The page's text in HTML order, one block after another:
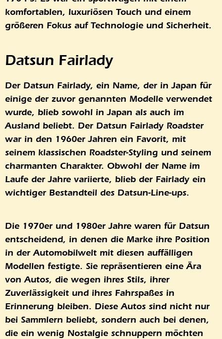
komfortablen, luxuriösen Touch und einem
größeren Fokus auf Technologie und Sicherheit.
Datsun Fairlady
Der Datsun Fairlady, ein Name, der in Japan für
einige der zuvor genannten Modelle verwendet
wurde, blieb sowohl in Japan als auch im
Ausland beliebt. Der Datsun Fairlady Roadster
war in den 1960er Jahren ein Favorit, mit
seinem klassischen Roadster-Styling und seinem
charmanten Charakter. Obwohl der Name im
Laufe der Jahre variierte, blieb der Fairlady ein
wichtiger Bestandteil des Datsun-Line-ups.
Die 1970er und 1980er Jahre waren für Datsun
entscheidend, in denen die Marke ihre Position
in der Automobilwelt mit diesen auffälligen
Modellen festigte. Sie repräsentieren eine Ära
von Autos, die wegen ihres Stils, ihrer
Zuverlässigkeit und ihres Fahrspaßes in
Erinnerung bleiben. Diese Autos sind nicht nur
bei Sammlern beliebt, sondern auch bei denen,
die ein wenig Nostalgie schnuppern möchten